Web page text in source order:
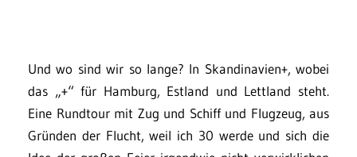
Und wo sind wir so lange? In Skandinavien+, wobei
das „+“ für Hamburg, Estland und Lettland steht.
Eine Rundtour mit Zug und Schiff und Flugzeug, aus
Gründen der Flucht, weil ich 30 werde und sich die